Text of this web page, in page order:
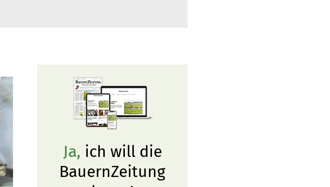
Ja, ich will die
BauernZeitung